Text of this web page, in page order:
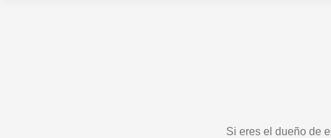
Si eres el dueño de